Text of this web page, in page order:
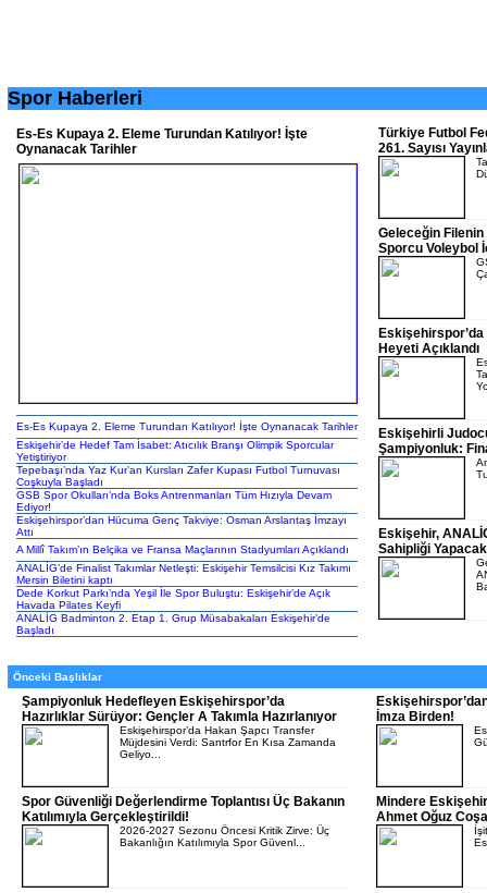
Spor Haberleri
Es-Es Kupaya 2. Eleme Turundan Katılıyor! İşte
Oynanacak Tarihler
Es-Es Kupaya 2. Eleme Turundan Katılıyor! İşte Oynanacak Tarihler
Eskişehir’de Hedef Tam İsabet: Atıcılık Branşı Olimpik Sporcular
Yetiştiriyor
Tepebaşı’nda Yaz Kur’an Kursları Zafer Kupası Futbol Turnuvası
Coşkuyla Başladı
GSB Spor Okulları’nda Boks Antrenmanları Tüm Hızıyla Devam
Ediyor!
Eskişehirspor’dan Hücuma Genç Takviye: Osman Arslantaş İmzayı
Attı
A Millî Takım’ın Belçika ve Fransa Maçlarının Stadyumları Açıklandı
ANALİG’de Finalist Takımlar Netleşti: Eskişehir Temsilcisi Kız Takımı
Mersin Biletini kaptı
Dede Korkut Parkı’nda Yeşil İle Spor Buluştu: Eskişehir’de Açık
Havada Pilates Keyfi
ANALİG Badminton 2. Etap 1. Grup Müsabakaları Eskişehir’de
Başladı
Türkiye Futbol
261. Sayısı
Geleceğin
Sporcu Voleybol
Eskişehirspor’da
Heyeti Açıklandı
Eskişehirli
Şampiyonluk:
Eskişehir,
Sahipliği
Önceki Başlıklar
Şampiyonluk Hedefleyen Eskişehirspor’da
Hazırlıklar Sürüyor: Gençler A Takımla Hazırlanıyor
Eskişehirspor’da Hakan Şapcı Transfer
Müjdesini Verdi: Santrfor En Kısa Zamanda
Geliyo...
Spor Güvenliği Değerlendirme Toplantısı Üç Bakanın
Katılımıyla Gerçekleştirildi!
2026-2027 Sezonu Öncesi Kritik Zirve: Üç
Bakanlığın Katılımıyla Spor Güvenl...
İmza Birden!
Mindere
Ahmet Oğuz